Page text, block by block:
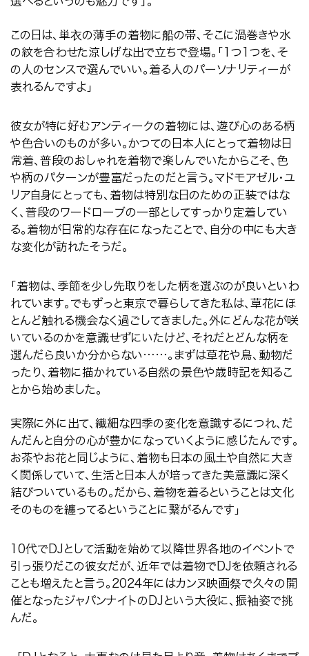
この日は、単衣の薄手の着物に船の帯、そこに渦巻きや水
の紋を合わせた涼しげな出で立ちで登場。「 1 つ 1 つを、そ
の人のセンスで選んでいい。着る人のパーソナリティーが
表れるんですよ」
彼女が特に好むアンティークの着物には、遊び心のある柄
や色合いのものが多い。かつての日本人にとって着物は日
常着、普段のおしゃれを着物で楽しんでいたからこそ、色
や柄のパターンが豊富だったのだと言う。マドモアゼル・ユ
リア自身にとっても、着物は特別な日のための正装ではな
く、普段のワードローブの一部としてすっかり定着してい
る。着物が日常的な存在になったことで、自分の中にも大き
な変化が訪れたそうだ。
「着物は、季節を少し先取りをした柄を選ぶのが良いといわ
れています。でもずっと東京で暮らしてきた私は、草花にほ
とんど触れる機会なく過ごしてきました。外にどんな花が咲
いているのかを意識せずにいたけど、それだとどんな柄を
選んだら良いか分からない ……。まずは草花や鳥、動物だ
ったり、着物に描かれている自然の景色や歳時記を知るこ
とから始めました。
実際に外に出て、繊細な四季の変化を意識するにつれ、だ
んだんと自分の心が豊かになっていくように感じたんです。
お茶やお花と同じように、着物も日本の風土や自然に大き
く関係していて、生活と日本人が培ってきた美意識に深く
結びついているもの。だから、着物を着るということは文化
そのものを纏ってるということに繋がるんです」
10代でDJとして活動を始めて以降世界各地のイベントで
引っ張りだこの彼女だが、近年では着物でDJを依頼される
ことも増えたと言う。 2024年にはカンヌ映画祭で久々の開
催となったジャパンナイトの DJという大役に、振袖姿で挑
んだ。